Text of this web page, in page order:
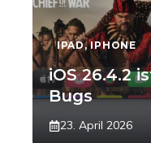
IPAD,IPHONE
iOS 26.4.2
Bugs
23. April 2026